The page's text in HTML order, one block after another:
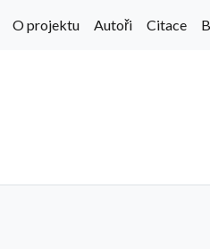
O projektu Autoři Citace